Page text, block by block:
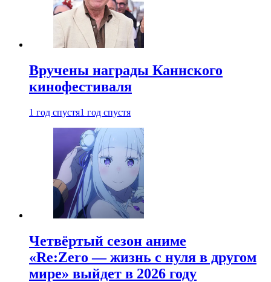
Вручены награды Каннского
кинофестиваля
1 год спустя1 год спустя
Четвёртый сезон аниме
«Re:Zero — жизнь с нуля в другом
мире» выйдет в 2026 году